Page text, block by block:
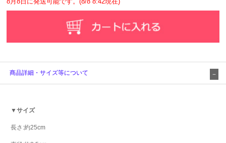
商品詳細・サイズ等について
▼サイズ
長さ:約25cm